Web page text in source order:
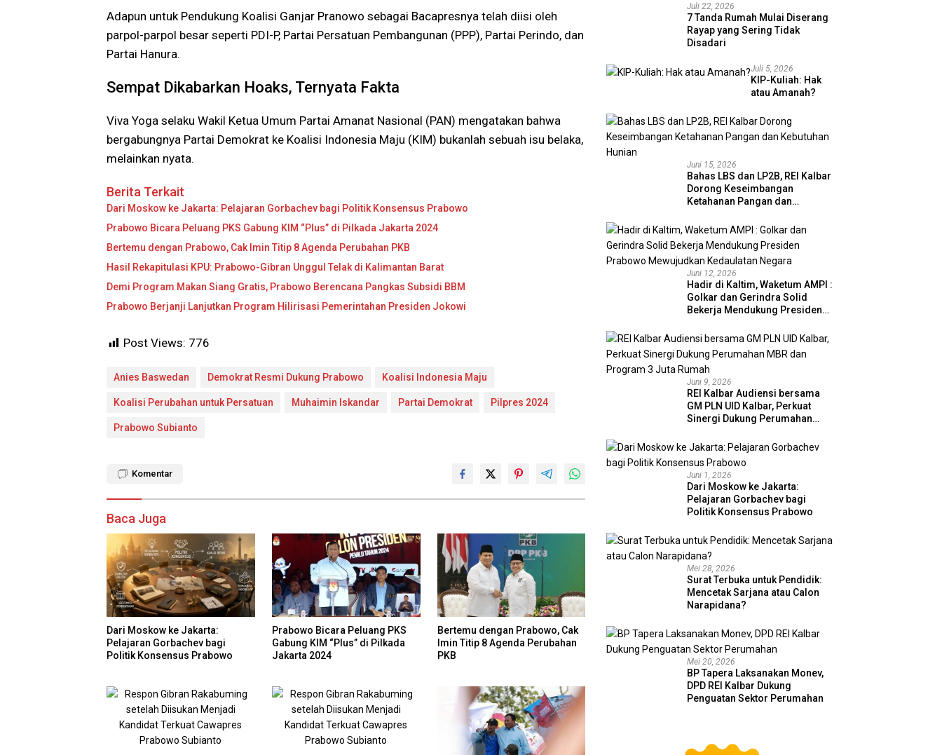
Adapun untuk Pendukung Koalisi Ganjar Pranowo sebagai Bacapresnya telah diisi oleh
parpol-parpol besar seperti PDI-P, Partai Persatuan Pembangunan (PPP), Partai Perindo, dan
Partai Hanura.
Sempat Dikabarkan Hoaks, Ternyata Fakta
Viva Yoga selaku Wakil Ketua Umum Partai Amanat Nasional (PAN) mengatakan bahwa
bergabungnya Partai Demokrat ke Koalisi Indonesia Maju (KIM) bukanlah sebuah isu belaka,
melainkan nyata.
Berita Terkait
Dari Moskow ke Jakarta: Pelajaran Gorbachev bagi Politik Konsensus Prabowo
Prabowo Bicara Peluang PKS Gabung KIM “Plus” di Pilkada Jakarta 2024
Bertemu dengan Prabowo, Cak Imin Titip 8 Agenda Perubahan PKB
Hasil Rekapitulasi KPU: Prabowo-Gibran Unggul Telak di Kalimantan Barat
Demi Program Makan Siang Gratis, Prabowo Berencana Pangkas Subsidi BBM
Prabowo Berjanji Lanjutkan Program Hilirisasi Pemerintahan Presiden Jokowi
Post Views: 776
Anies Baswedan Demokrat Resmi Dukung Prabowo Koalisi Indonesia Maju
Koalisi Perubahan untuk Persatuan Muhaimin Iskandar Partai Demokrat Pilpres 2024
Prabowo Subianto
Komentar
Baca Juga
Dari Moskow ke Jakarta:
Pelajaran Gorbachev bagi
Politik Konsensus Prabowo
Prabowo Bicara Peluang PKS
Gabung KIM “Plus” di Pilkada
Jakarta 2024
Bertemu dengan Prabowo, Cak
Imin Titip 8 Agenda Perubahan
PKB
Juli 22, 2026
7 Tanda Rumah Mulai Diserang
Rayap yang Sering Tidak
Disadari
Juli 5, 2026
KIP-Kuliah: Hak
atau Amanah?
Juni 15, 2026
Bahas LBS dan LP2B, REI Kalbar
Dorong Keseimbangan
Ketahanan Pangan dan
Juni 12, 2026
Hadir di Kaltim, Waketum AMPI :
Golkar dan Gerindra Solid
Bekerja Mendukung Presiden
Kedaulatan Negara
Juni 9, 2026
REI Kalbar Audiensi bersama
GM PLN UID Kalbar, Perkuat
Sinergi Dukung Perumahan
Rumah
Juni 1, 2026
Dari Moskow ke Jakarta:
Pelajaran Gorbachev bagi
Politik Konsensus Prabowo
Mei 28, 2026
Surat Terbuka untuk Pendidik:
Mencetak Sarjana atau Calon
Narapidana?
Mei 20, 2026
BP Tapera Laksanakan Monev,
DPD REI Kalbar Dukung
Penguatan Sektor Perumahan